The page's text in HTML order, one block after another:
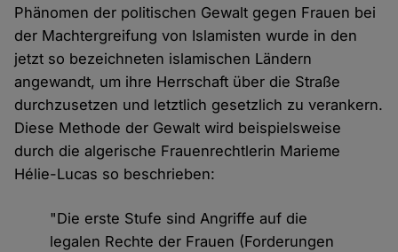
Phänomen der politischen Gewalt gegen Frauen bei
der Machtergreifung von Islamisten wurde in den
jetzt so bezeichneten islamischen Ländern
angewandt, um ihre Herrschaft über die Straße
durchzusetzen und letztlich gesetzlich zu verankern.
Diese Methode der Gewalt wird beispielsweise
durch die algerische Frauenrechtlerin Marieme
Hélie-Lucas so beschrieben:
"Die erste Stufe sind Angriffe auf die
legalen Rechte der Frauen (Forderungen